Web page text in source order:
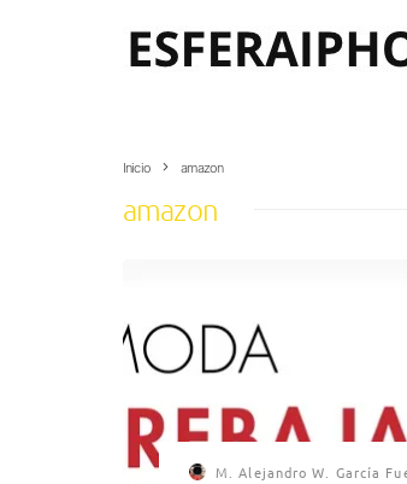
Inicio amazon
amazon
M. Alejandro W. García